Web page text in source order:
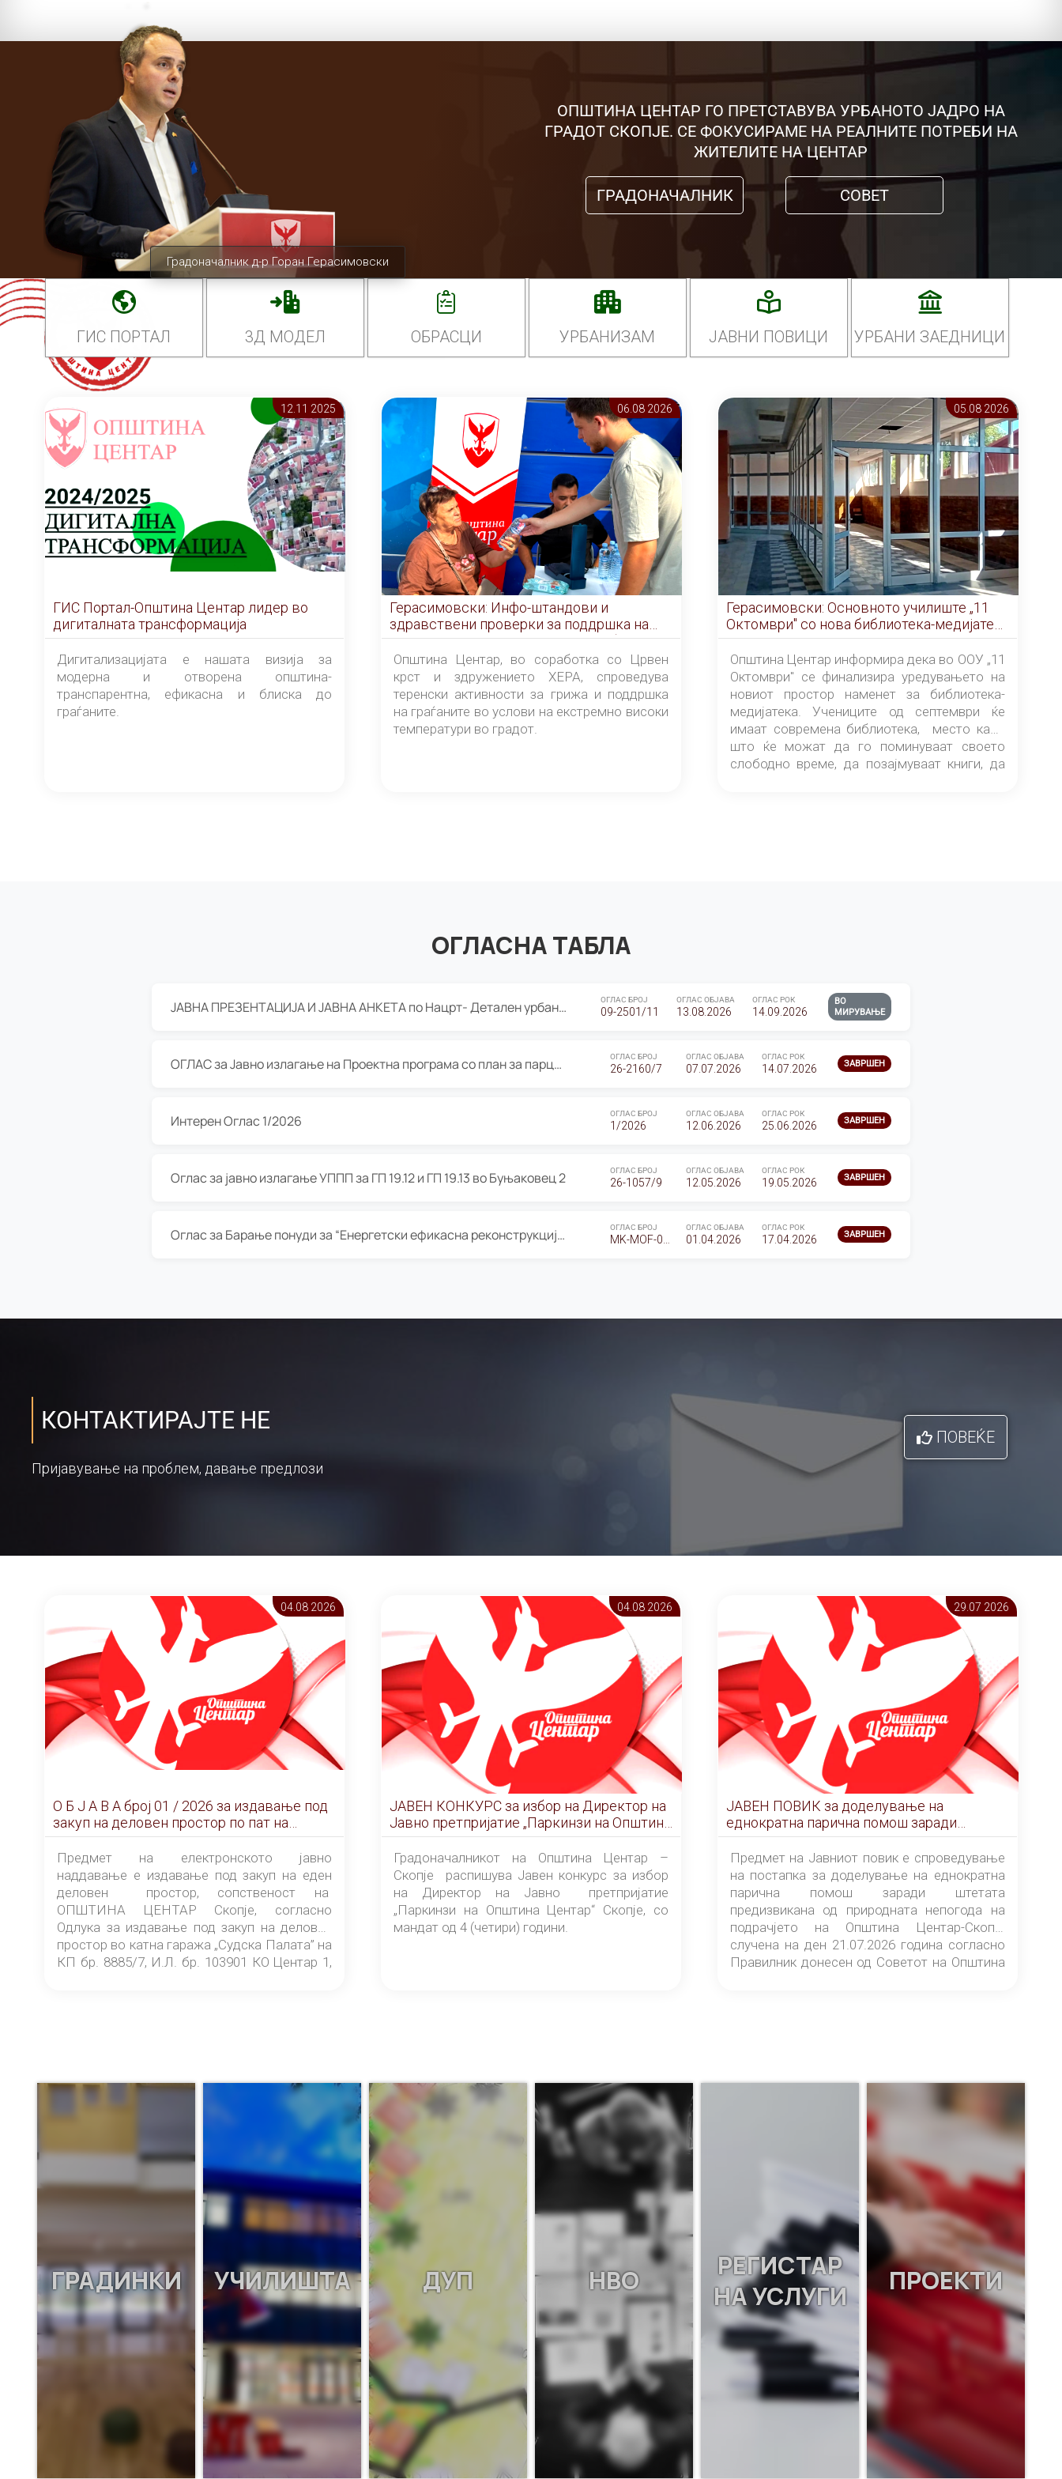
Градоначалник д-р Горан Герасимовски
ОПШТИНА ЦЕНТАР ГО ПРЕТСТАВУВА УРБАНОТО ЈАДРО НА
ГРАДОТ СКОПЈЕ. СЕ ФОКУСИРАМЕ НА РЕАЛНИТЕ ПОТРЕБИ НА
ЖИТЕЛИТЕ НА ЦЕНТАР
ГРАДОНАЧАЛНИК СОВЕТ
ГИС ПОРТАЛ 3Д МОДЕЛ ОБРАСЦИ УРБАНИЗАМ ЈАВНИ ПОВИЦИ УРБАНИ ЗАЕДНИЦИ
12.11 2025
ГИС Портал-Општина Центар лидер во
дигиталната трансформација
Дигитализацијата е нашата визија за
модерна и отворена општина-
транспарентна, ефикасна и блиска до
граѓаните.
06.08 2026
Герасимовски: Инфо-штандови и
здравствени проверки за поддршка на
граѓаните во услови на топлотен бран
Општина Центар, во соработка со Црвен
крст и здружението ХЕРА, спроведува
теренски активности за грижа и поддршка
на граѓаните во услови на екстремно високи
температури во градот.
05.08 2026
Герасимовски: Основното училиште „11
Октомври" со нова библиотека-медијатека
од септември
Општина Центар информира дека во ООУ „11
Октомври" се финализира уредувањето на
новиот простор наменет за библиотека-
медијатека. Учениците од септември ќе
имаат современа библиотека, место каде
што ќе можат да го поминуваат своето
слободно време, да позајмуваат книги, да
ОГЛАСНА ТАБЛА
ЈАВНА ПРЕЗЕНТАЦИЈА И ЈАВНА АНКЕТА по Нацрт- Детален урбанистички план Градска четврт Ј 05- Барутана, Општина Центар- Скопје, плански период 2025-2030 ОГЛАС БРОЈ
09-2501/11
ОГЛАС ОБЈАВА
13.08.2026
ОГЛАС РОК
14.09.2026
ВО
МИРУВАЊЕ
ОГЛАС за Јавно излагање на Проектна програма со план за парцелација за Урбанистички проект со план за парцелација за спојување на ГП 20.12 и ГП 20.37 од Изменување и дополнување на Детален урбанистички план Буњаковец 2, Општина Центар – Скопје ОГЛАС БРОЈ
26-2160/7
ОГЛАС ОБЈАВА
07.07.2026
ОГЛАС РОК
14.07.2026 ЗАВРШЕН
Интерен Оглас 1/2026 ОГЛАС БРОЈ
1/2026
ОГЛАС ОБЈАВА
12.06.2026
ОГЛАС РОК
25.06.2026 ЗАВРШЕН
Оглас за јавно излагање УППП за ГП 19.12 и ГП 19.13 во Буњаковец 2 ОГЛАС БРОЈ
26-1057/9
ОГЛАС ОБЈАВА
12.05.2026
ОГЛАС РОК
19.05.2026 ЗАВРШЕН
Оглас за Барање понуди за “Енергетски ефикасна реконструкција на објектот ООУ „Св. Кирил и Методиј" ОГЛАС БРОЈ ОГЛАС ОБЈАВА
01.04.2026
ОГЛАС РОК
17.04.2026 ЗАВРШЕН
КОНТАКТИРАЈТЕ НЕ
Пријавување на проблем, давање предлози
ПОВЕЌЕ
04.08 2026
О Б Ј А В А брoj 01 / 2026 за издавање под
закуп на деловен простор по пат на
ЕЛЕКТРОНСКО ЈАВНО НАДДАВАЊЕ
Предмет на електронското јавно
наддавање е издавање под закуп на еден
деловен простор, сопственост на
ОПШТИНА ЦЕНТАР Скопје, согласно
Одлука за издавање под закуп на деловен
простор во катна гаража „Судска Палата” на
КП бр. 8885/7, И.Л. бр. 103901 КО Центар 1,
понудувач.
04.08 2026
ЈАВЕН КОНКУРС за избор на Директор на
Јавно претпријатие „Паркинзи на Општина
Центар“ – Скопје
Градоначалникот на Општина Центар –
Скопје распишува Јавен конкурс за избор
на Директор на Јавно претпријатие
„Паркинзи на Општина Центар“ Скопје, со
мандат од 4 (четири) години.
29.07 2026
ЈАВЕН ПОВИК за доделување на
еднократна парична помош заради
штетата предизвикана од природната
непогода на подрачјето на Општина
Центар-Скопје случена на ден 21.07.2026
година
Предмет на Јавниот повик е спроведување
на постапка за доделување на еднократна
парична помош заради штетата
предизвикана од природната непогода на
подрачјето на Општина Центар-Скопје
случена на ден 21.07.2026 година согласно
Правилник донесен од Советот на Општина
ГРАДИНКИ УЧИЛИШТА ДУП НВО
РЕГИСТАР
НА УСЛУГИ
ПРОЕКТИ